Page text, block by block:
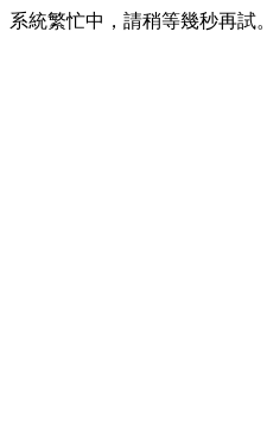
系統繁忙中，請稍等幾秒再試。